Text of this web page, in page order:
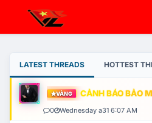
LATEST THREADS HOTTEST
VÀNG CẢNH BÁO BẢO
0 Wednesday a31 6:07 AM